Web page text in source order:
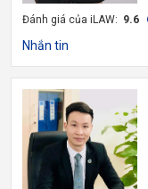
Đánh giá của iLAW: 9.6
Nhắn tin